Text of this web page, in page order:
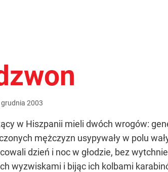
grudnia 2003
w Hiszpanii mieli dwóch wrogów:
mężczyzn usypywały w polu
dzień i noc w głodzie, bez
wyzwiskami i bijąc ich kolbami